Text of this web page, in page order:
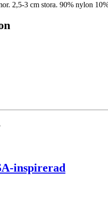
2,5-3 cm stora. 90% nylon
inspirerad